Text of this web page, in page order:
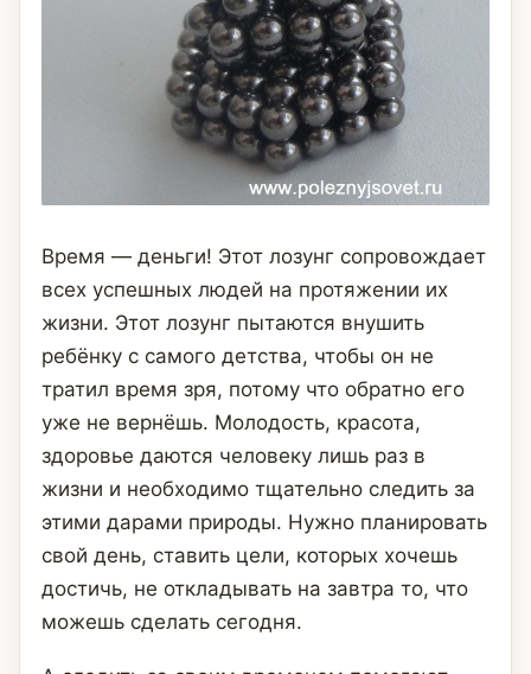
Время — деньги! Этот лозунг сопровождает
всех успешных людей на протяжении их
жизни. Этот лозунг пытаются внушить
ребёнку с самого детства, чтобы он не
тратил время зря, потому что обратно его
уже не вернёшь. Молодость, красота,
здоровье даются человеку лишь раз в
жизни и необходимо тщательно следить за
этими дарами природы. Нужно планировать
свой день, ставить цели, которых хочешь
достичь, не откладывать на завтра то, что
можешь сделать сегодня.